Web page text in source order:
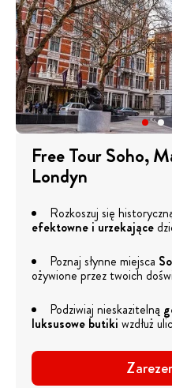
Free Tour Soho,
Londyn
Rozkoszuj się
efektowne i urzekające
Poznaj słynne miejsca
ożywione przez twoich
Podziwiaj nieskazitelną
luksusowe butiki wzdłuż